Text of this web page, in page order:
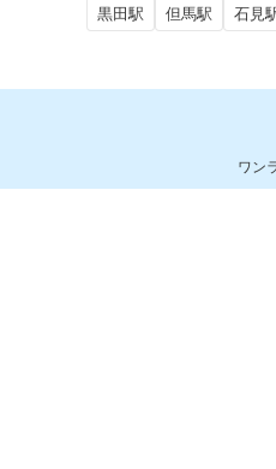
黒田駅 但馬駅 石見
ワン